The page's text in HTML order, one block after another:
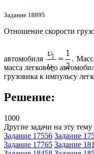
Задание 18895
Отношение скорости
автомобиля
масса легкового
грузовика к импульсу
Решение:
1000
Другие задачи на эту тему
Задание 17556 Задание
Задание 17765 Задание